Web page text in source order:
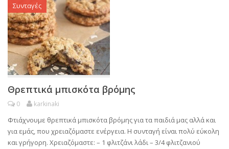
Συνταγές
Θρεπτικά μπισκότα βρόμης
0 karkinaki
Φτιάχνουμε θρεπτικά μπισκότα βρόμης για τα παιδιά μας αλλά και
για εμάς, που χρειαζόμαστε ενέργεια. Η συνταγή είναι πολύ εύκολη
και γρήγορη. Χρειαζόμαστε: – 1 φλιτζάνι λάδι – 3/4 φλιτζανιού